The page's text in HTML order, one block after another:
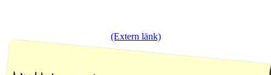
(Extern länk)